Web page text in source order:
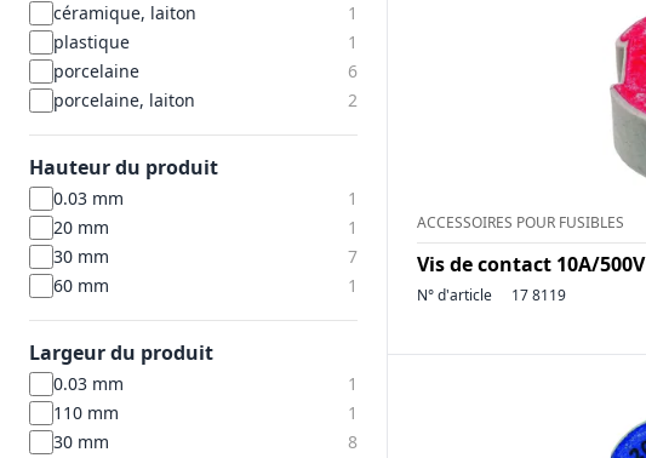
céramique, laiton
1
plastique
1
porcelaine
6
porcelaine, laiton
2
Hauteur du produit
0.03 mm
1
20 mm
1
30 mm
7
60 mm
1
Largeur du produit
0.03 mm
1
110 mm
1
30 mm
8
ACCESSOIRES POUR FUSIBLES
Vis de contact 10A/500V
N° d'article 17 8119